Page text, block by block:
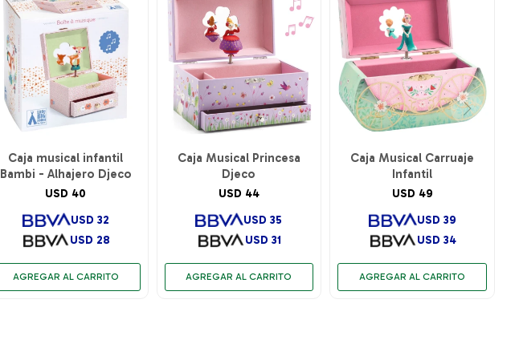
Caja musical infantil
Bambi - Alhajero Djeco
USD 40
USD 28
USD 32
Caja Musical Princesa
Djeco
USD 44
USD 31
USD 35
Caja Musical Carruaje
Infantil
USD 49
USD 34
USD 39